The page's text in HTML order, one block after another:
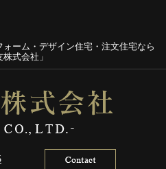
ーム・デザイン住宅・注文住宅なら
株式会社」